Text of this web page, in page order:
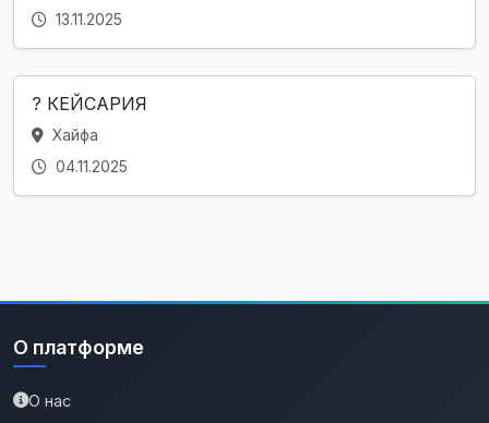
13.11.2025
? КЕЙСАРИЯ
Хайфа
04.11.2025
О платформе
О нас